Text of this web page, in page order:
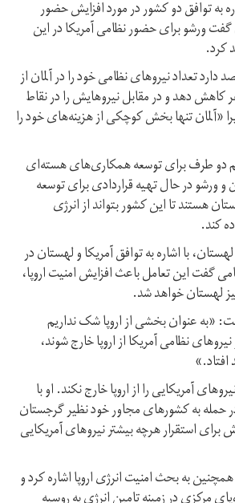
به توافق دو کشور در مورد افزایش حضور
ورشو برای حضور نظامی آمریکا در این
کرد.
دارد تعداد نیروهای نظامی خود را در آلمان از
به ۲۵ هزار نفر کاهش دهد و در مقابل نیروهایش را در نقاط
«آلمان تنها بخش کوچکی از هزینه‌های خود را
دو طرف برای توسعه همکاری‌های هسته‌ای
ورشو در حال تهیه قراردادی برای توسعه
هستند تا این کشور بتواند از انرژی
کند.
با اشاره به توافق آمریکا و لهستان در
گفت این تعامل باعث افزایش امنیت اروپا،
لهستان خواهد شد.
عنوان بخشی از اروپا شک نداریم
نظامی آمریکا از اروپا خارج شوند،
آمریکایی را از اروپا خارج نکند. او با
حمله به کشورهای مجاور خود نظیر گرجستان
استقرار هرچه بیشتر نیروهای آمریکایی
به بحث امنیت انرژی اروپا اشاره کرد و